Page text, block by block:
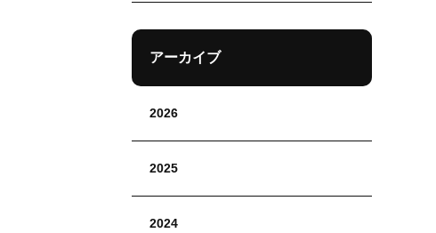
アーカイブ
2026
2025
2024